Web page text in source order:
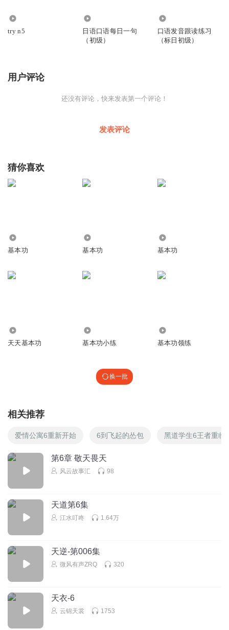
try n5
日语口语每日一句
（初级）
口语发音跟读练习
（标日初级）
用户评论
还没有评论，快来发表第一个评论！
发表评论
猜你喜欢
基本功 基本功 基本功
天天基本功 基本功小练 基本功领练
换一批
相关推荐
爱情公寓6重新开始 6到飞起的怂包 黑道学生6王者重临
第6章 敬天畏天
风云故事汇 98
天道第6集
江水叮咚 1.64万
天逆-第006集
微风有声ZRQ 320
天衣-6
云锦天裳 1753